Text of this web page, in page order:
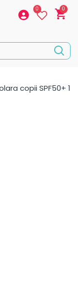
0 0
copii SPF50+ 1